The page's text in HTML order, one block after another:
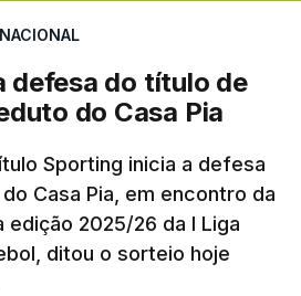
defesa
defesa do título de
do Casa Pia
Sporting inicia a defesa
Casa Pia, em encontro da
edição 2025/26 da I Liga
ditou o sorteio hoje